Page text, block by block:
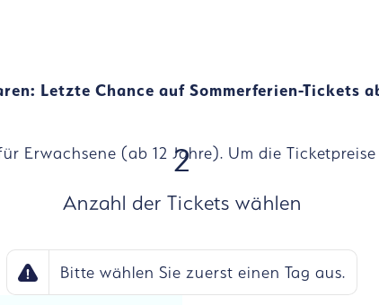
Letzte Chance auf Sommerferien-Tickets
Erwachsene (ab 12 Jahre). Um die
2
Anzahl der Tickets wählen
Bitte wählen Sie zuerst einen Tag aus.